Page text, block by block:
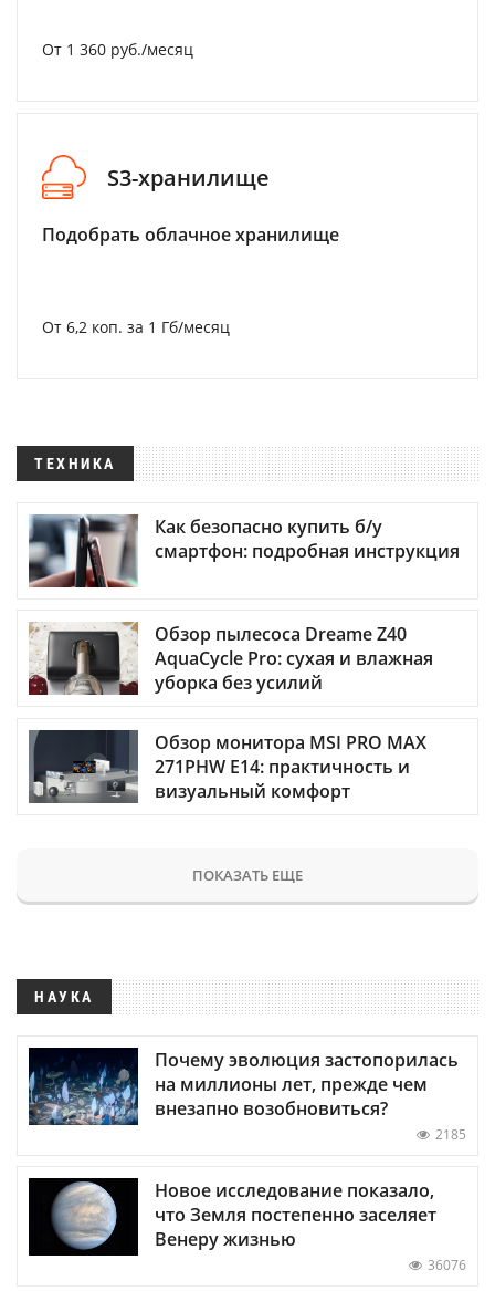
От 1 360 руб./месяц
S3-хранилище
Подобрать облачное хранилище
От 6,2 коп. за 1 Гб/месяц
ТЕХНИКА
Как безопасно купить б/у
смартфон: подробная инструкция
Обзор пылесоса Dreame Z40
AquaCycle Pro: сухая и влажная
уборка без усилий
Обзор монитора MSI PRO MAX
271PHW E14: практичность и
визуальный комфорт
ПОКАЗАТЬ ЕЩЕ
НАУКА
Почему эволюция застопорилась
на миллионы лет, прежде чем
внезапно возобновиться?
2185
Новое исследование показало,
что Земля постепенно заселяет
Венеру жизнью
36076